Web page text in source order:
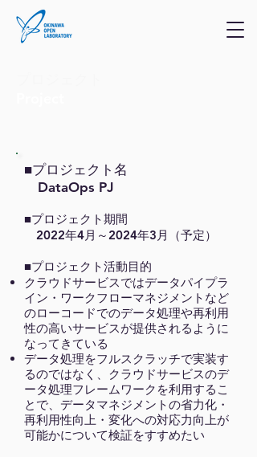
■プロジェクト名
DataOps PJ
■プロジェクト期間
2022年4月～2024年3月（予定）
■プロジェクト活動目的
クラウドサービスではデータパイプラ
イン・ワークフローマネジメントなど
のローコードでのデータ処理や再利用
性の高いサービスが提供されるように
なってきている
データ処理をフルスクラッチで実装す
るのではなく、クラウドサービスのデ
ータ処理フレームワークを利用するこ
とで、データマネジメントの省力化・
再利用性向上・変化への対応力向上が
可能かについて検証をすすめたい